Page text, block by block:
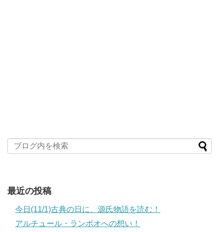
最近の投稿
今日(11/1)古典の日に、源氏物語を読む！
アルチュール・ランボオへの想い！